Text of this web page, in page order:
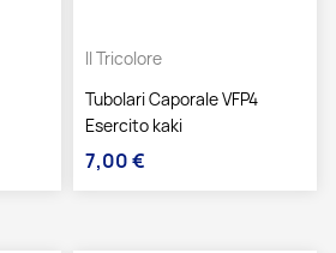
Il Tricolore
Tubolari Caporale VFP4
Esercito kaki
Prezzo
7,00 €